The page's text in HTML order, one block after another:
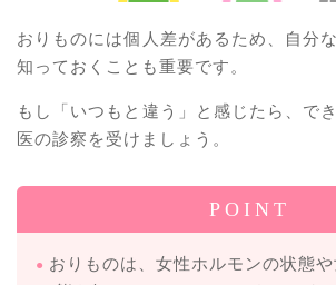
おりものには個人差があるため、自分
知っておくことも重要です。
もし「いつもと違う」と感じたら、で
医の診察を受けましょう。
POINT
おりものは、女性ホルモンの状態